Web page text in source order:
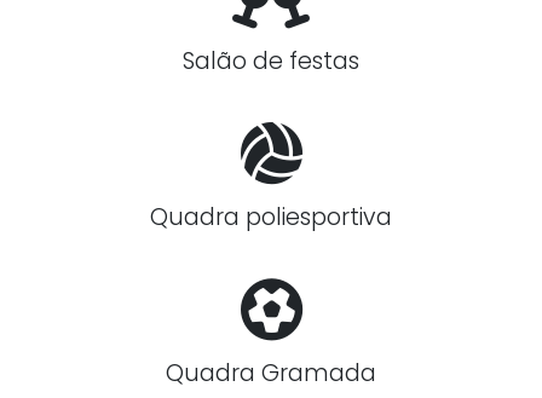
Salão de festas
Quadra poliesportiva
Quadra Gramada